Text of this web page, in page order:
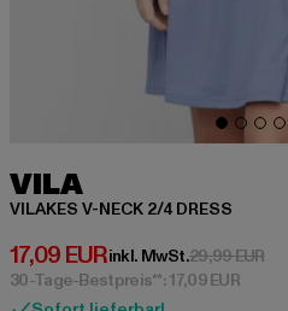
VILA
VILAKES V-NECK 2/4 DRESS
17,09 EUR
Derzeitiger Preis: 17,09 EUR
inkl. MwSt.29,99 EUR
30-Tage-Bestpreis**: 17,09 EUR